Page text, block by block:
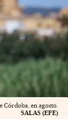
Córdoba, en agosto.
SALAS (EFE)